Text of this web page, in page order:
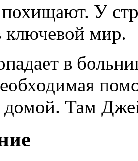
похищают. У
ключевой мир.
в
Там